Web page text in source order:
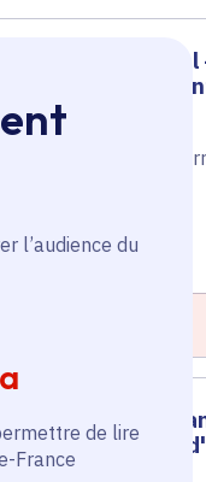
l’audience du
de lire
France
Contrat rural
Aménagement du
Évecquemont (78)
Pnr Vexin
programme
2024